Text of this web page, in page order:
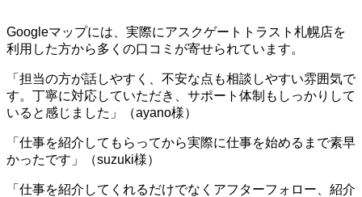
Googleマップには、実際にアスクゲートトラスト札幌店を
利用した方から多くの口コミが寄せられています。
「担当の方が話しやすく、不安な点も相談しやすい雰囲気で
す。丁寧に対応していただき、サポート体制もしっかりして
いると感じました」（ayano様）
「仕事を紹介してもらってから実際に仕事を始めるまで素早
かったです」（suzuki様）
「仕事を紹介してくれるだけでなくアフターフォロー、紹介